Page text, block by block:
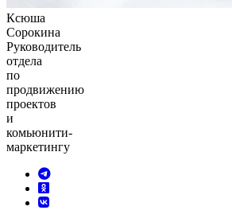
Ксюша
Сорокина
Руководитель
отдела
по
продвижению
проектов
и
комьюнити-
маркетингу